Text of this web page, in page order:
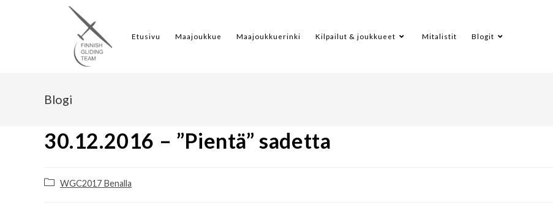
Etusivu Maajoukkue Maajoukkuerinki Kilpailut & joukkueet Mitalistit Blogit
Blogi
30.12.2016 – ”Pientä” sadetta
WGC2017 Benalla